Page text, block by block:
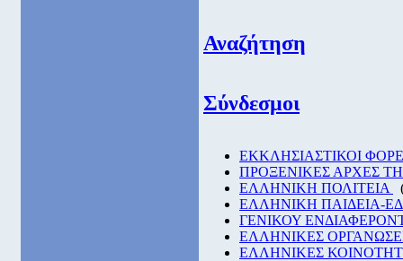
Αναζήτηση
Σύνδεσμοι
EKKΛΗΣΙΑΣΤΙΚΟΙ
ΠΡΟΞΕΝΙΚΕΣ ΑΡΧΕΣ
ΕΛΛΗΝΙΚΗ ΠΟΛΙΤΕΙΑ
ΕΛΛΗΝΙΚΗ ΠΑΙΔΕΙΑ-
ΓΕΝΙΚΟΥ
ΕΛΛΗΝΙΚΕΣ
ΕΛΛΗΝΙΚΕΣ